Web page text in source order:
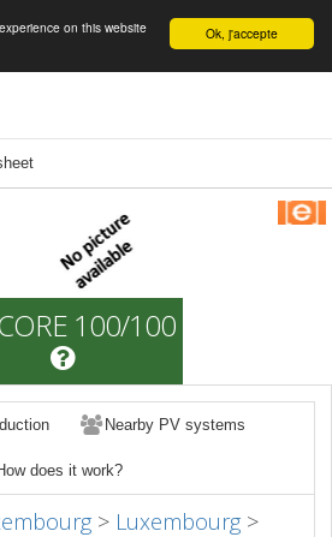
English Ok, j'accepte
on this website
100/100
Nearby PV systems
does it work?
> Luxembourg >